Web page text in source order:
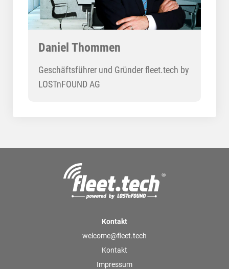
Daniel Thommen
Geschäftsführer und Gründer fleet.tech by
LOSTnFOUND AG
Kontakt
welcome@fleet.tech
Kontakt
Impressum